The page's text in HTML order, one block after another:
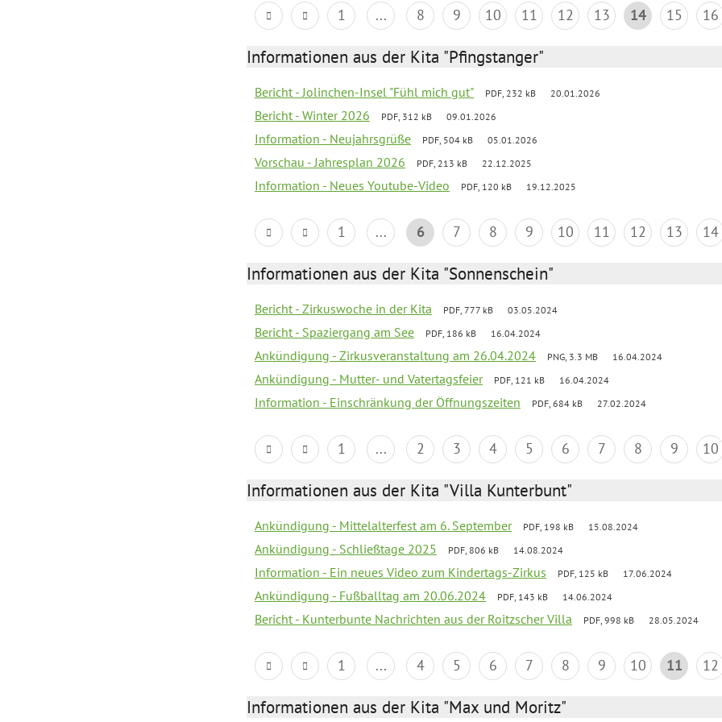
1 ... 8 9 10 11 12 13 14 15 16
Informationen aus der Kita "Pfingstanger"
Bericht - Jolinchen-Insel "Fühl mich gut" PDF, 232 kB 20.01.2026
Bericht - Winter 2026 PDF, 312 kB 09.01.2026
Information - Neujahrsgrüße PDF, 504 kB 05.01.2026
Vorschau - Jahresplan 2026 PDF, 213 kB 22.12.2025
Information - Neues Youtube-Video PDF, 120 kB 19.12.2025
1 ... 6 7 8 9 10 11 12 13 14
Informationen aus der Kita "Sonnenschein"
Bericht - Zirkuswoche in der Kita PDF, 777 kB 03.05.2024
Bericht - Spaziergang am See PDF, 186 kB 16.04.2024
Ankündigung - Zirkusveranstaltung am 26.04.2024 PNG, 3.3 MB 16.04.2024
Ankündigung - Mutter- und Vatertagsfeier PDF, 121 kB 16.04.2024
Information - Einschränkung der Öffnungszeiten PDF, 684 kB 27.02.2024
1 ... 2 3 4 5 6 7 8 9 10
Informationen aus der Kita "Villa Kunterbunt"
Ankündigung - Mittelalterfest am 6. September PDF, 198 kB 15.08.2024
Ankündigung - Schließtage 2025 PDF, 806 kB 14.08.2024
Information - Ein neues Video zum Kindertags-Zirkus PDF, 125 kB 17.06.2024
Ankündigung - Fußballtag am 20.06.2024 PDF, 143 kB 14.06.2024
Bericht - Kunterbunte Nachrichten aus der Roitzscher Villa PDF, 998 kB 28.05.2024
1 ... 4 5 6 7 8 9 10 11 12
Informationen aus der Kita "Max und Moritz"